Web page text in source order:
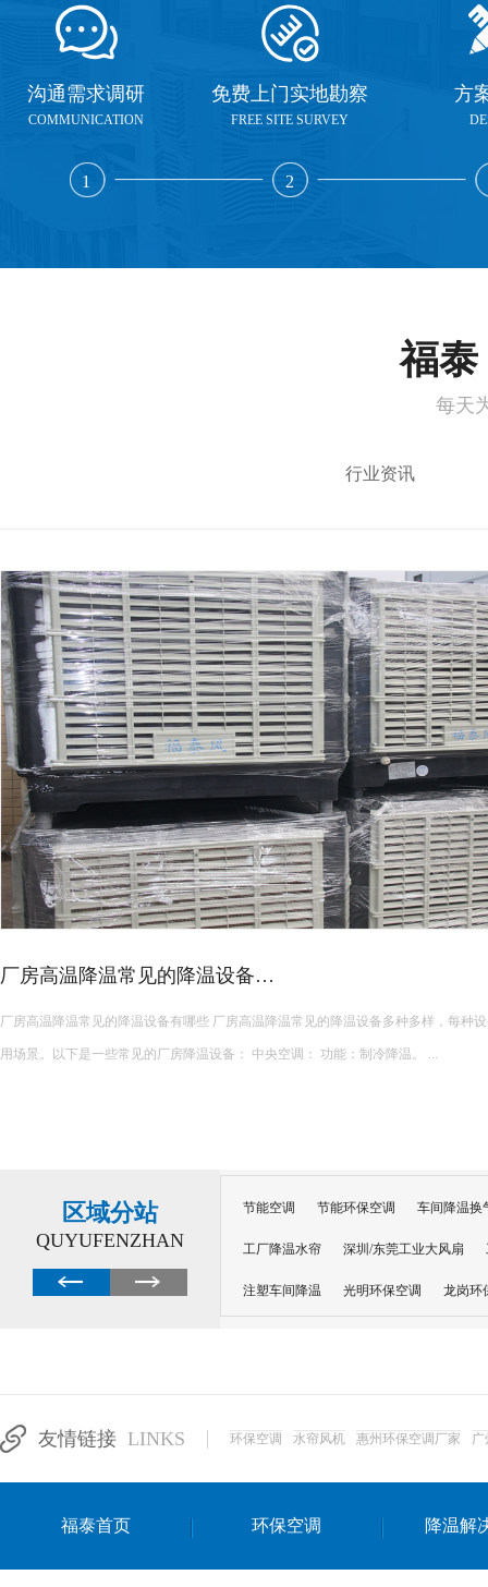
沟通需求调研
COMMUNICATION
1
免费上门实地勘察
FREE SITE SURVEY
2
方
福泰
每天
行业资讯
皮革车间降温措施有哪些？
皮革车间使用蒸发冷空调的降温措施及相关要点如下： 设备选型 根据面积：如果车间面积较小，如 200 平方
米以下，可选择单台小型蒸发冷空调。若车间面积较大，如 1000 平方米以上，可能
区域分站
QUYUFENZHAN
节能空调 节能环保空调 车间降温换
工厂降温水帘 深圳/东莞工业大风扇
注塑车间降温 光明环保空调 龙岗环
达州工业省电安装
友情链接 LINKS 环保空调 水帘风机 惠州环保空调厂家 广
福泰首页 环保空调 降温解